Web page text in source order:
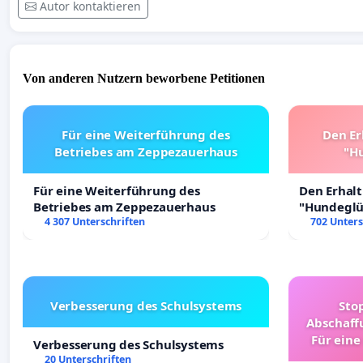
Autor kontaktieren
Von anderen Nutzern beworbene Petitionen
Für eine Weiterführung des
Betriebes am Zeppezauerhaus
Für eine Weiterführung des
Betriebes am Zeppezauerhaus
4 307 Unterschriften
Den
Den
702
Verbesserung des Schulsystems
Verbesserung des Schulsystems
20 Unterschriften
Für